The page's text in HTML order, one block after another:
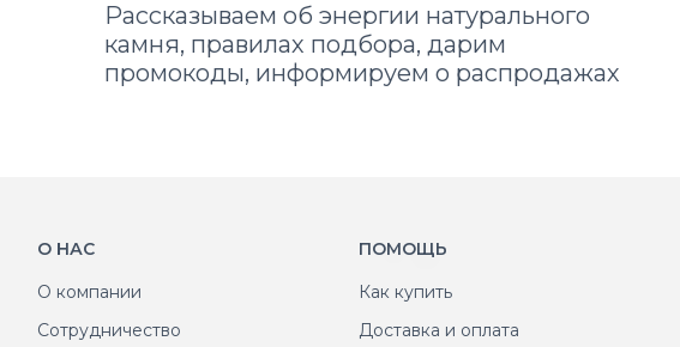
Рассказываем об энергии натурального
камня, правилах подбора, дарим
промокоды, информируем о распродажах
О НАС
О компании
Сотрудничество
ПОМОЩЬ
Как купить
Доставка и оплата